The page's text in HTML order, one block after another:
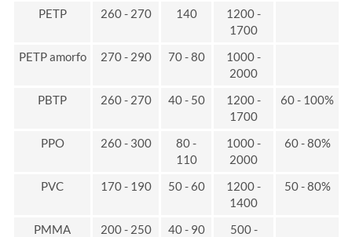
PETP 260 - 270 140
1200 -
1700
PETP amorfo
270 - 290 70 - 80
1000 -
2000
PBTP
260 - 270 40 - 50
1200 -
1700
60 - 100%
PPO 260 - 300
80 -
110
1000 -
2000
60 - 80%
PVC 170 - 190 50 - 60
1200 -
1400
50 - 80%
PMMA 200 - 250 40 - 90
500 -